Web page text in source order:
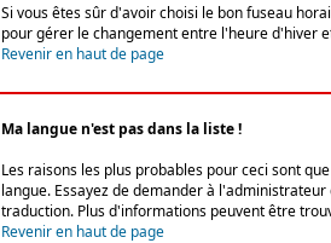
Si vous êtes sûr d'avoir choisi le bon fuseau
pour gérer le changement entre l'heure d'hiver
Revenir en haut de page
Ma langue n'est pas dans la liste !
Les raisons les plus probables pour ceci sont
langue. Essayez de demander à
traduction. Plus d'informations peuvent être
Revenir en haut de page